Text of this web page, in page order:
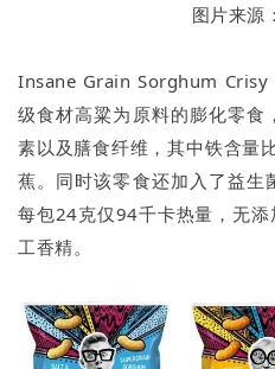
图片来源
Insane Grain Sorghum
级食材高粱为原料的膨化零食
素以及膳食纤维，其中铁含量
蕉。同时该零食还加入了益生
每包24克仅94千卡热量，无添
工香精。